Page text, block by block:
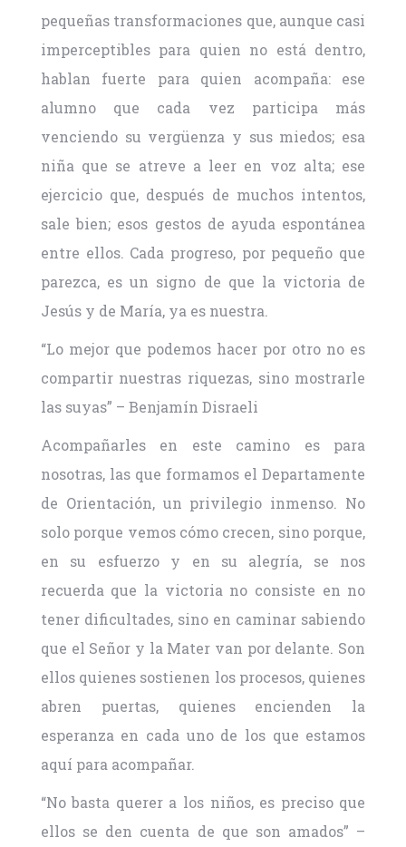
pequeñas transformaciones que, aunque casi
imperceptibles para quien no está dentro,
hablan fuerte para quien acompaña: ese
alumno que cada vez participa más
venciendo su vergüenza y sus miedos; esa
niña que se atreve a leer en voz alta; ese
ejercicio que, después de muchos intentos,
sale bien; esos gestos de ayuda espontánea
entre ellos. Cada progreso, por pequeño que
parezca, es un signo de que la victoria de
Jesús y de María, ya es nuestra.
“Lo mejor que podemos hacer por otro no es
compartir nuestras riquezas, sino mostrarle
las suyas” – Benjamín Disraeli
Acompañarles en este camino es para
nosotras, las que formamos el Departamente
de Orientación, un privilegio inmenso. No
solo porque vemos cómo crecen, sino porque,
en su esfuerzo y en su alegría, se nos
recuerda que la victoria no consiste en no
tener dificultades, sino en caminar sabiendo
que el Señor y la Mater van por delante. Son
ellos quienes sostienen los procesos, quienes
abren puertas, quienes encienden la
esperanza en cada uno de los que estamos
aquí para acompañar.
“No basta querer a los niños, es preciso que
ellos se den cuenta de que son amados” –